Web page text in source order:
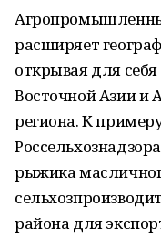
расширяет
открывая для
Восточной Азии и
региона. К
рыжика
района для